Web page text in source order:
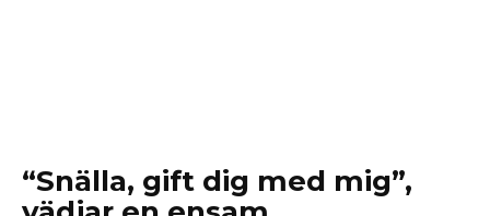
“Snälla, gift dig med mig”,